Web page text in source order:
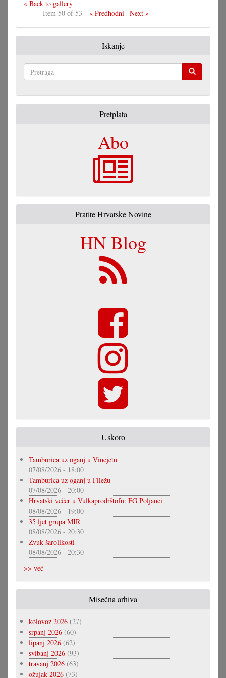
« Back to gallery
Item 50 of 53
« Predhodni| Next »
Iskanje
Pretplata
Abo
Pratite Hrvatske Novine
HN Blog
Uskoro
Tamburica uz oganj u Vincjetu
07/08/2026 - 18:00
Tamburica uz oganj u Filežu
07/08/2026 - 20:00
Hrvatski večer u Vulkaprodrštofu: FG Poljanci
08/08/2026 - 19:00
35 ljet grupa MIR
08/08/2026 - 20:30
Zvuk šarolikosti
08/08/2026 - 20:30
>> već
Misečna arhiva
kolovoz 2026 (27)
srpanj 2026 (60)
lipanj 2026 (62)
svibanj 2026 (93)
travanj 2026 (63)
ožujak 2026 (73)